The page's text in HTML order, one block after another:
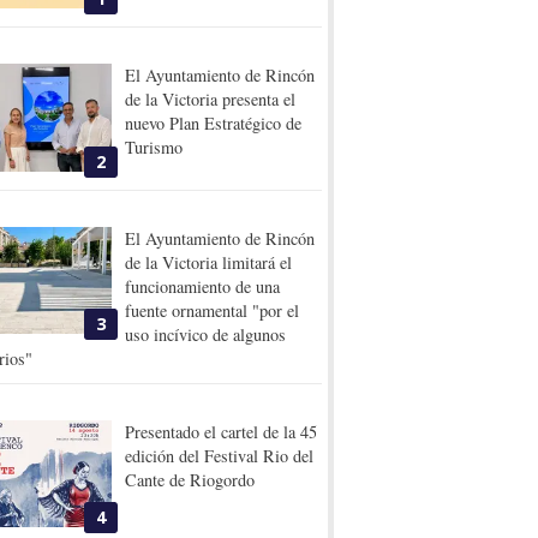
2
El Ayuntamiento de Rincón
de la Victoria presenta el
nuevo Plan Estratégico de
Turismo
3
El Ayuntamiento de Rincón
de la Victoria limitará el
funcionamiento de una
fuente ornamental "por el
uso incívico de algunos
4
Presentado el cartel de la 45
edición del Festival Rio del
Cante de Riogordo